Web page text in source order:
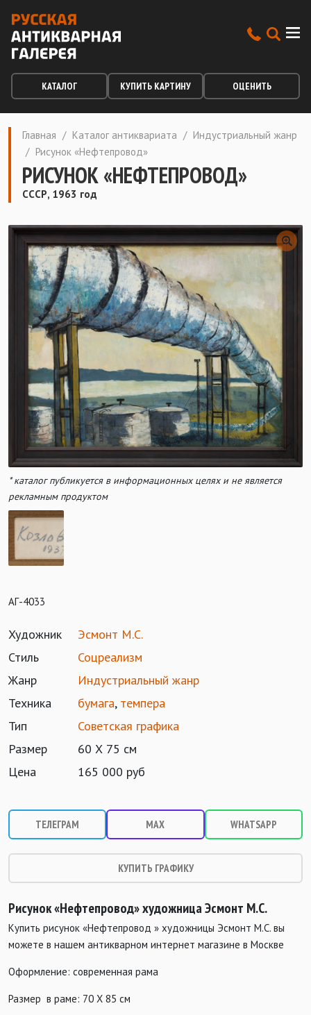
КАТАЛОГ КУПИТЬ КАРТИНУ ОЦЕНИТЬ
Главная / Каталог антиквариата / Индустриальный жанр
/ Рисунок «Нефтепровод»
РИСУНОК «НЕФТЕПРОВОД»
СССР, 1963 год
* каталог публикуется в информационных целях и не является
рекламным продуктом
АГ-4033
Художник
Эсмонт М.С.
Стиль
Соцреализм
Жанр
Индустриальный жанр
Техника
бумага, темпера
Тип
Советская графика
Размер
60 Х 75 см
Цена
165 000 руб
ТЕЛЕГРАМ MAX WHATSAPP
КУПИТЬ ГРАФИКУ
Рисунок «Нефтепровод» художница Эсмонт М.С.
Купить рисунок «Нефтепровод » художницы Эсмонт М.С. вы
можете в нашем антикварном интернет магазине в Москве
Оформление: современная рама
Размер в раме: 70 Х 85 см